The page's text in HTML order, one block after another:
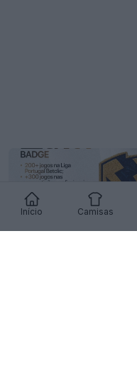
Início Camisas